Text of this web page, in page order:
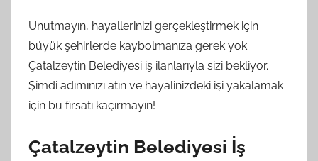
Unutmayın, hayallerinizi gerçekleştirmek için
büyük şehirlerde kaybolmanıza gerek yok.
Çatalzeytin Belediyesi iş ilanlarıyla sizi bekliyor.
Şimdi adımınızı atın ve hayalinizdeki işi yakalamak
için bu fırsatı kaçırmayın!
Çatalzeytin Belediyesi İş